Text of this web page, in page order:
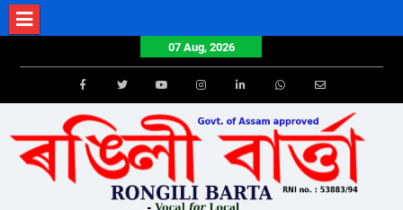
Skip
to
07 Aug, 2026
FacebookTwitterYoutube Email